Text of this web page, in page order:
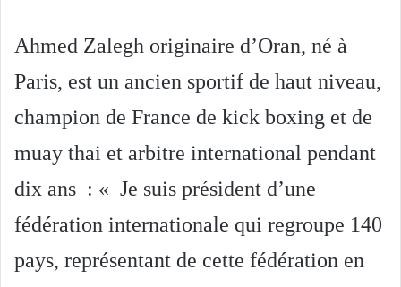
Ahmed Zalegh originaire d’Oran, né à
Paris, est un ancien sportif de haut niveau,
champion de France de kick boxing et de
muay thai et arbitre international pendant
dix ans : « Je suis président d’une
fédération internationale qui regroupe 140
pays, représentant de cette fédération en